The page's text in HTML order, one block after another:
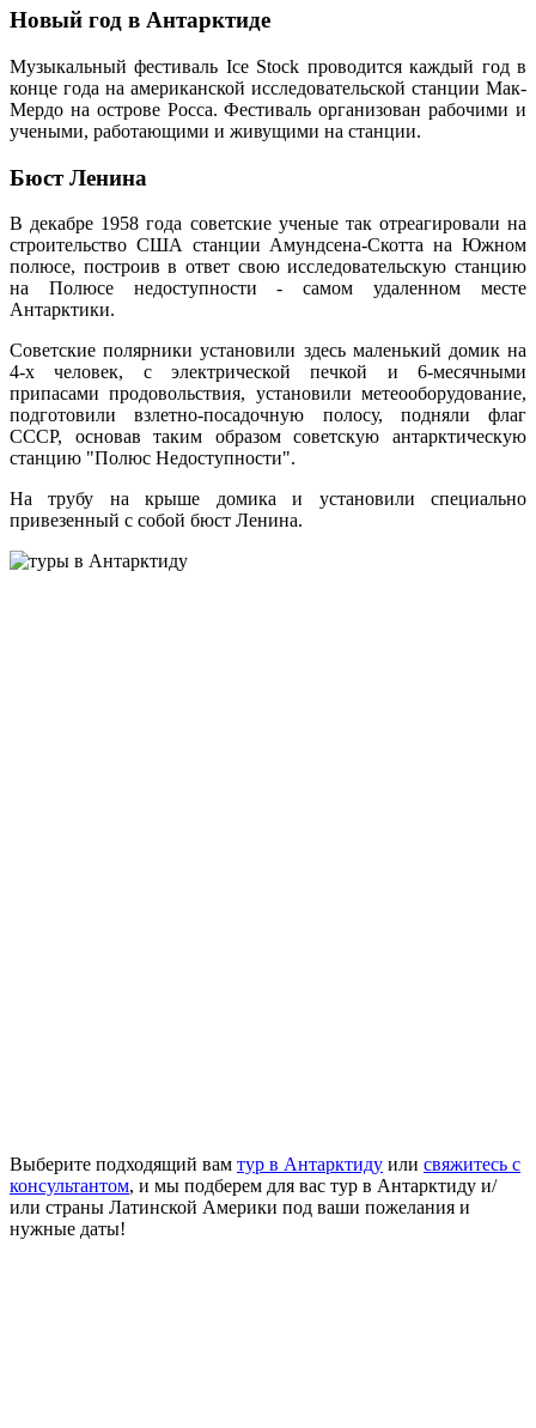
Новый год в Антарктиде
Музыкальный фестиваль Ice Stock проводится каждый год в
конце года на американской исследовательской станции Мак-
Мердо на острове Росса. Фестиваль организован рабочими и
учеными, работающими и живущими на станции.
Бюст Ленина
В декабре 1958 года советские ученые так отреагировали на
строительство США станции Амундсена-Скотта на Южном
полюсе, построив в ответ свою исследовательскую станцию
на Полюсе недоступности - самом удаленном месте
Антарктики.
Советские полярники установили здесь маленький домик на
4-х человек, с электрической печкой и 6-месячными
припасами продовольствия, установили метеооборудование,
подготовили взлетно-посадочную полосу, подняли флаг
СССР, основав таким образом советскую антарктическую
станцию "Полюс Недоступности".
На трубу на крыше домика и установили специально
привезенный с собой бюст Ленина.
Выберите подходящий вам тур в Антарктиду или свяжитесь с
консультантом, и мы подберем для вас тур в Антарктиду и/
или страны Латинской Америки под ваши пожелания и
нужные даты!